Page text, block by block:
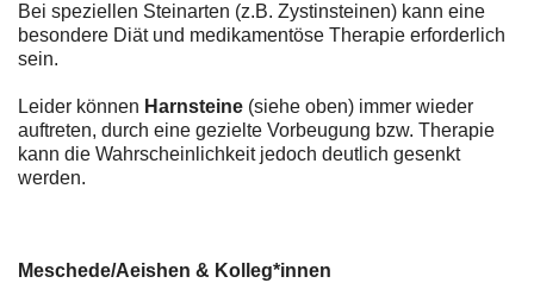
Bei speziellen Steinarten (z.B. Zystinsteinen) kann eine
besondere Diät und medikamentöse Therapie erforderlich
sein.
Leider können Harnsteine (siehe oben) immer wieder
auftreten, durch eine gezielte Vorbeugung bzw. Therapie
kann die Wahrscheinlichkeit jedoch deutlich gesenkt
werden.
Meschede/Aeishen & Kolleg*innen